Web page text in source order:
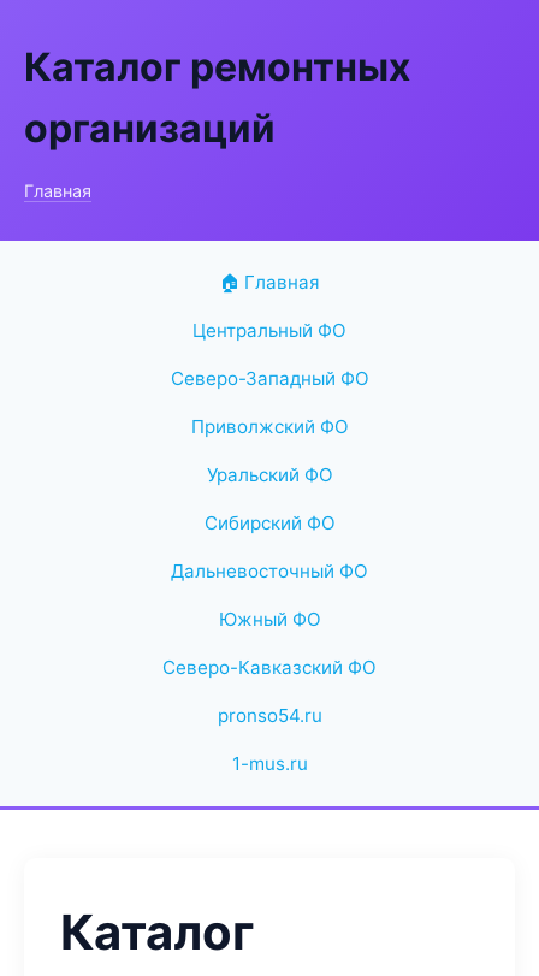
Каталог ремонтных
организаций
Главная
🏠 Главная
Центральный ФО
Северо-Западный ФО
Приволжский ФО
Уральский ФО
Сибирский ФО
Дальневосточный ФО
Южный ФО
Северо-Кавказский ФО
pronso54.ru
1-mus.ru
Каталог